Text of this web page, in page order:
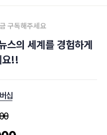
구독해주세요
스의 세계를 경험하게
요!!
십